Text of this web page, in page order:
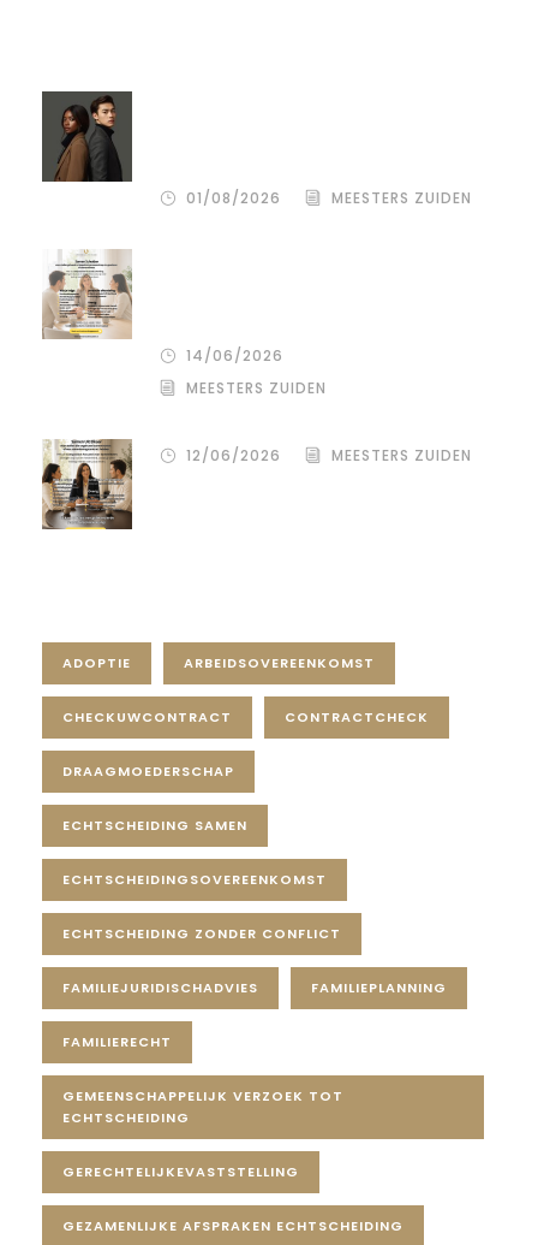
01/08/2026 MEESTERS ZUIDEN
14/06/2026
MEESTERS ZUIDEN
12/06/2026 MEESTERS ZUIDEN
ADOPTIE ARBEIDSOVEREENKOMST
CHECKUWCONTRACT CONTRACTCHECK
DRAAGMOEDERSCHAP
ECHTSCHEIDING SAMEN
ECHTSCHEIDINGSOVEREENKOMST
ECHTSCHEIDING ZONDER CONFLICT
FAMILIEJURIDISCHADVIES FAMILIEPLANNING
FAMILIERECHT
GEMEENSCHAPPELIJK VERZOEK TOT
ECHTSCHEIDING
GERECHTELIJKEVASTSTELLING
GEZAMENLIJKE AFSPRAKEN ECHTSCHEIDING